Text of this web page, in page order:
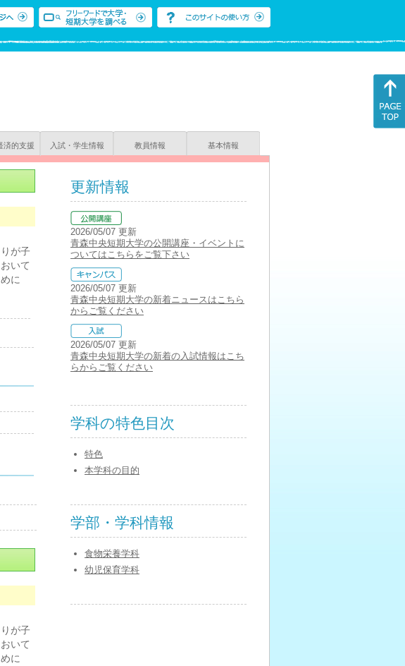
済的支援 入試・学生情報 教員情報 基本情報
が子
いて
に
が子
いて
に
更新情報
2026/05/07 更新
青森中央短期大学の公開講座・イベントに
ついてはこちらをご覧下さい
2026/05/07 更新
青森中央短期大学の新着ニュースはこちら
からご覧ください
2026/05/07 更新
青森中央短期大学の新着の入試情報はこち
らからご覧ください
学科の特色目次
特色
本学科の目的
学部・学科情報
食物栄養学科
幼児保育学科